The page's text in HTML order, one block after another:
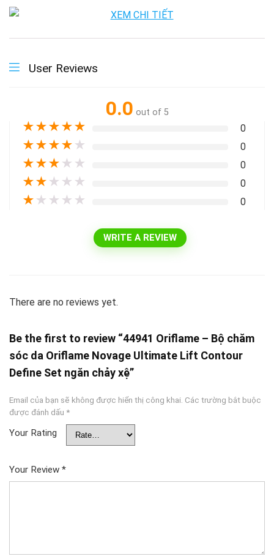
User Reviews
0.0 out of 5
★★★★★ 0
★★★★ ★ 0
★★★ ★ ★ 0
★★ ★ ★ ★ 0
★ ★ ★ ★ ★ 0
WRITE A REVIEW
There are no reviews yet.
Be the first to review “44941 Oriflame – Bộ chăm
sóc da Oriflame Novage Ultimate Lift Contour
Define Set ngăn chảy xệ”
Email của bạn sẽ không được hiển thị công khai. Các trường bắt buộc
được đánh dấu *
Your Rating
Your Review *